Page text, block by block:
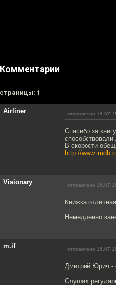
Комментарии
cтраницы: 1
Airliner отправлено
Спасибо за
способствовали
В скорости
http://
Visionary отправлено
Книжка
Немедленно
m.if отправлено
Дмитрий Юрич -
Слушал